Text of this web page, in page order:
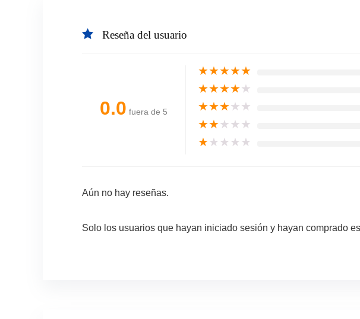
Reseña del usuario
0.0 fuera de 5
★★★★★
★★★★★
★★★★★
★★★★★
★★★★★
Aún no hay reseñas.
Solo los usuarios que hayan iniciado sesión y hayan comprado